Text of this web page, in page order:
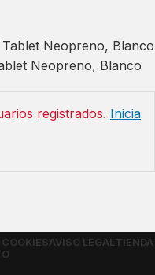
Neopreno, Blanco
registrados. Inicia
AVISO LEGALTIENDA